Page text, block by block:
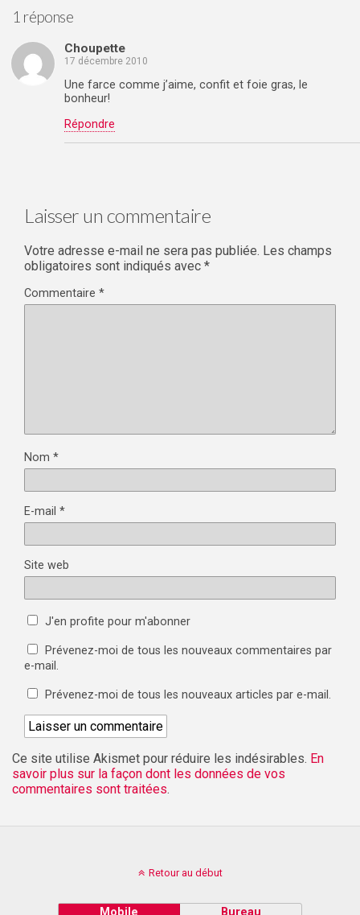
1 réponse
Choupette
17 décembre 2010
Une farce comme j’aime, confit et foie gras, le
bonheur!
Répondre
Laisser un commentaire
Votre adresse e-mail ne sera pas publiée. Les champs
obligatoires sont indiqués avec *
Commentaire *
Nom *
E-mail *
Site web
J'en profite pour m'abonner
Prévenez-moi de tous les nouveaux commentaires par
e-mail.
Prévenez-moi de tous les nouveaux articles par e-mail.
Ce site utilise Akismet pour réduire les indésirables. En
savoir plus sur la façon dont les données de vos
commentaires sont traitées.
Retour au début
Mobile Bureau